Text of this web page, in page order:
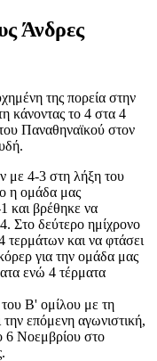
Άνδρες
της πορεία στην
κάνοντας το 4 στα 4
Παναθηναϊκού στον
με 4-3 στη λήξη του
η ομάδα μας
και βρέθηκε να
Στο δεύτερο ημίχρονο
τερμάτων και να φτάσει
για την ομάδα μας
ενώ 4 τέρματα
Β' ομίλου με τη
επόμενη αγωνιστική,
6 Νοεμβρίου στο